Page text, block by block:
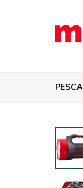
PESCA